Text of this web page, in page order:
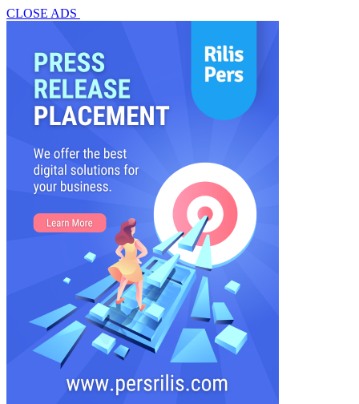
CLOSE ADS